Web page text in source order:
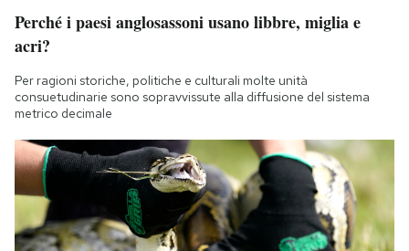
Perché i paesi anglosassoni usano libbre, miglia e
acri?
Per ragioni storiche, politiche e culturali molte unità
consuetudinarie sono sopravvissute alla diffusione del sistema
metrico decimale